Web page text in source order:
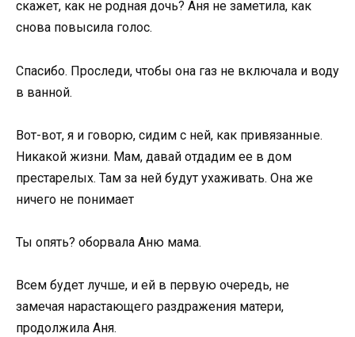
скажет, как не родная дочь? Аня не заметила, как
снова повысила голос.
Спасибо. Проследи, чтобы она газ не включала и воду
в ванной.
Вот-вот, я и говорю, сидим с ней, как привязанные.
Никакой жизни. Мам, давай отдадим ее в дом
престарелых. Там за ней будут ухаживать. Она же
ничего не понимает
Ты опять? оборвала Аню мама.
Всем будет лучше, и ей в первую очередь, не
замечая нарастающего раздражения матери,
продолжила Аня.